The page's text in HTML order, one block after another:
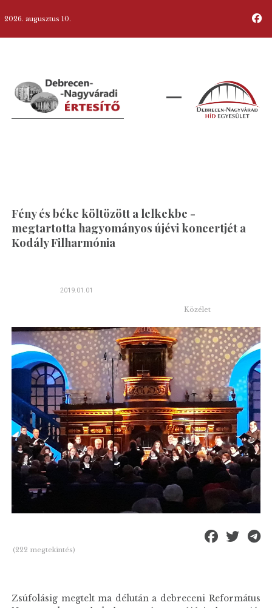
2026. augusztus 10.
Fény és béke költözött a lelkekbe -
megtartotta hagyományos újévi koncertjét a
Kodály Filharmónia
2019.01.01
Közélet
(222 megtekintés)
Zsúfolásig megtelt ma délután a debreceni Református